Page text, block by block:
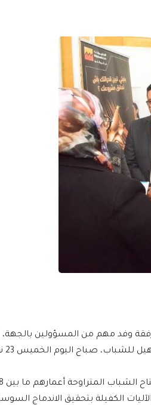
وفد مهم من المسؤولين بالجهة،
الكفيلة بتحقيق الاندماج